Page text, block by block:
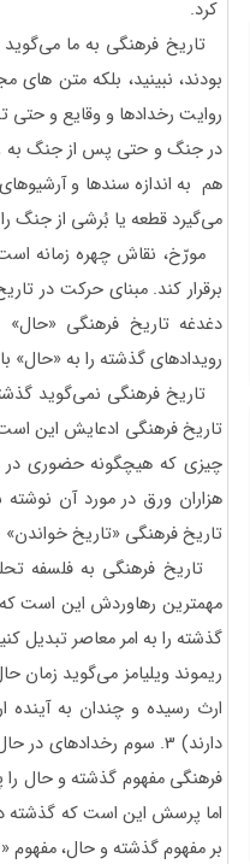
کرد.
تاریخ فرهنگی به ما
بودند، نبینید، بلکه متن
روایت رخدادها و وقایع و حتی
در جنگ و حتی پس از جنگ به
هم به اندازه سندها و
می‌گیرد قطعه‌ یا بُرشی از جنگ
مورّخ، نقاش چهره زمانه
برقرار کند. مبنای حرکت در
دغدغه تاریخ فرهنگی
رویدادهای گذشته را به
تاریخ فرهنگی نمی‌گوید
تاریخ فرهنگی ادعایش این
چیزی که هیچگونه حضوری در
هزاران ورق در مورد آن
تاریخ فرهنگی «تاریخ خواندن»
تاریخ فرهنگی به فلسفه
مهمترین رهاوردش این است
گذشته را به امر معاصر تبدیل
دارند) 3. سوم رخدادهای
فرهنگی مفهوم گذشته و حال را
اما پرسش این است که گذشته
بر مفهوم گذشته و حال، مفهوم